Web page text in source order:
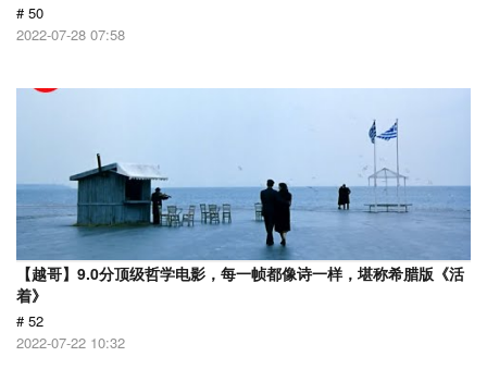
# 50
2022-07-28 07:58
【越哥】9.0分顶级哲学电影，每一帧都像诗一样，堪称希腊版《活
着》
# 52
2022-07-22 10:32